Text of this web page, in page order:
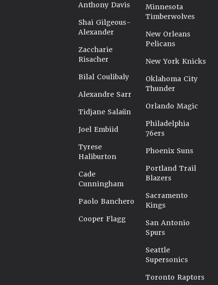
Anthony Davis
Shai Gilgeous-
Alexander
Zaccharie
Risacher
Bilal Coulibaly
Alexandre Sarr
Tidjane Salaün
Joel Embiid
Tyrese
Haliburton
Cade
Cunningham
Paolo Banchero
Cooper Flagg
Minnesota
Timberwolves
New Orleans
Pelicans
New York Knicks
Oklahoma City
Thunder
Orlando Magic
Philadelphia
76ers
Phoenix Suns
Portland Trail
Blazers
Sacramento
Kings
San Antonio
Spurs
Seattle
Supersonics
Toronto Raptors